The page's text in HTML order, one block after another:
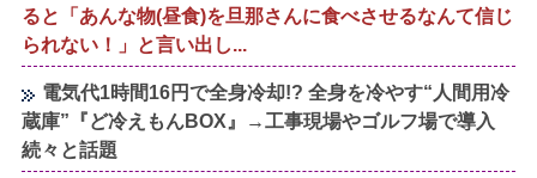
ると「あんな物(昼食)を旦那さんに食べさせるなんて信じ
られない！」と言い出し...
電気代1時間16円で全身冷却!? 全身を冷やす“人間用冷
蔵庫”『ど冷えもんBOX』→工事現場やゴルフ場で導入
続々と話題